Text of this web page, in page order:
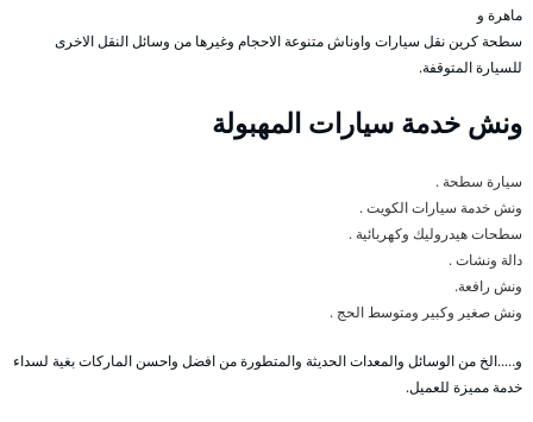
ماهرة و
سطحة كرين نقل سيارات واوناش متنوعة الاحجام وغيرها من وسائل النقل الاخرى
للسيارة المتوقفة.
ونش خدمة سيارات المهبولة
سيارة سطحة .
ونش خدمة سيارات الكويت .
سطحات هيدروليك وكهربائية .
دالة ونشات .
ونش رافعة.
ونش صغير وكبير ومتوسط الحج .
و…..الخ من الوسائل والمعدات الحديثة والمتطورة من افضل واحسن الماركات بغية لسداء
خدمة مميزة للعميل.